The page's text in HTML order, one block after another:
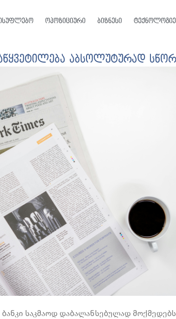
ოპოზიციური ბიზნესი
აბსოლუტურად
საკმაოდ დაბალანსებულად მოქმედებს,